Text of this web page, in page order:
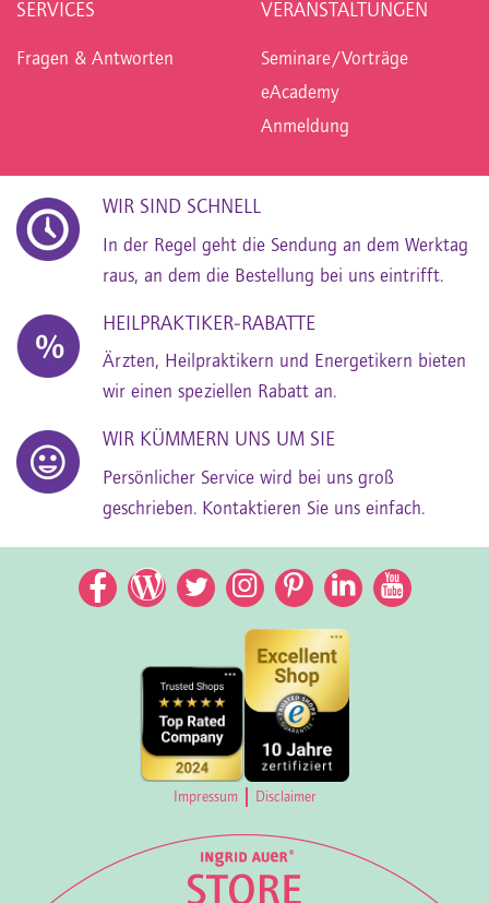
SERVICES
Fragen & Antworten
VERANSTALTUNGEN
Seminare/Vorträge
eAcademy
Anmeldung
WIR SIND SCHNELL
In der Regel geht die Sendung an dem Werktag
raus, an dem die Bestellung bei uns eintrifft.
HEILPRAKTIKER-RABATTE
Ärzten, Heilpraktikern und Energetikern bieten
wir einen speziellen Rabatt an.
WIR KÜMMERN UNS UM SIE
Persönlicher Service wird bei uns groß
geschrieben. Kontaktieren Sie uns einfach.
Facebook
Facebook
TwitterInstagram
Pinterest
LinkedIn
Impressum Disclaimer